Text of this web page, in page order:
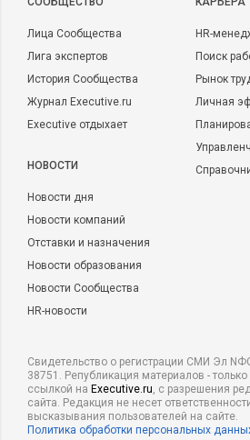
Лица Сообщества
Лига экспертов
История Сообщества
Журнал Executive.ru
Executive отдыхает
НОВОСТИ
Новости дня
Новости компаний
Отставки и назначения
Новости образования
Новости Сообщества
HR-новости
HR-
Поиск
Рынок
Личная
Свидетельство о регистрации СМИ Эл
38751. Републикация материалов - только
ссылкой на Executive.ru, с разрешения
сайта. Редакция не несет
высказывания пользователей на сайте.
Политика обработки персональных